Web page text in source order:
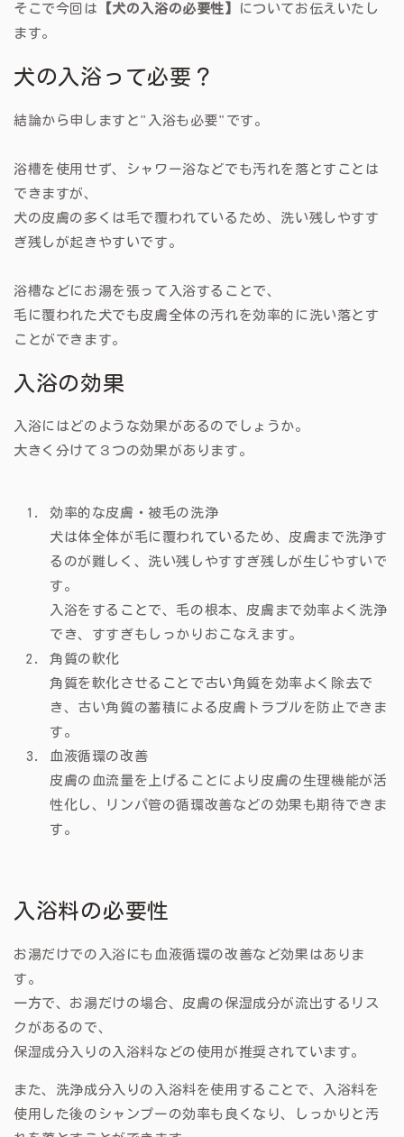
そこで今回は 【犬の入浴の必要性】
についてお伝えいたし
ます。
犬の入浴って必要？
結論から申しますと "入浴も必要" です。
浴槽を使用せず、シャワー浴などでも汚れを落とすことは
できますが、
犬の皮膚の多くは毛で覆われているため、 洗い残しやすす
ぎ残しが起きやすいです。
浴槽などにお湯を張って入浴することで、
毛に覆われた犬でも皮膚全体の汚れを効率的に洗い落と す
ことができます。
入浴の効果
入浴にはどのような効果があるのでしょうか。
大きく分けて３つの効果があります。
効率的な皮膚・被毛の洗浄
犬は体全体が毛に覆われているため、皮膚まで洗浄す
るのが難しく、洗い残しやすすぎ残しが生じやすいで
す。
入浴をすることで、毛の根本、皮膚まで効率よく洗浄
でき、すすぎもしっかりおこなえます。
角質の軟化
角質を軟化させることで古い角質を効率よく除去で
き、古い角質の蓄積による皮膚トラブルを防止できま
す。
血液循環の改善
皮膚の血流量を上げることにより皮膚の生理機能が活
性化し、リンパ管の循環改善などの効果も期待できま
す。
入浴料の必要性
お湯だけでの入浴にも血液循環の改善など効果はありま
す。
一方で、お湯だけの場合、 皮膚の保湿成分が流出するリス
クがあるので、
保湿成分入りの入浴料などの使用が推奨されています。
また、洗浄成分入りの入浴料を使用することで、入浴料を
使用した後のシャンプーの効率も良くなり、しっかりと汚